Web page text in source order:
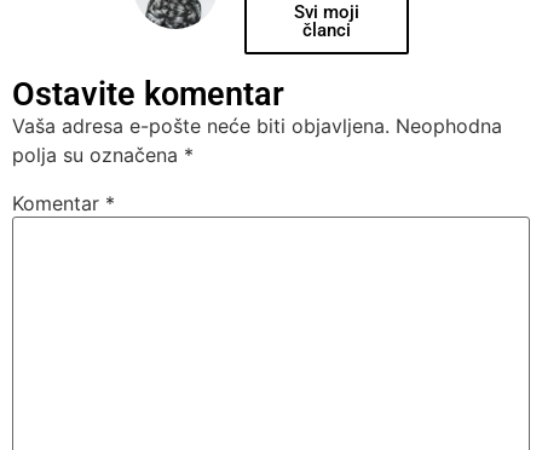
Svi moji
članci
Ostavite komentar
Vaša adresa e-pošte neće biti objavljena. Neophodna
polja su označena *
Komentar *